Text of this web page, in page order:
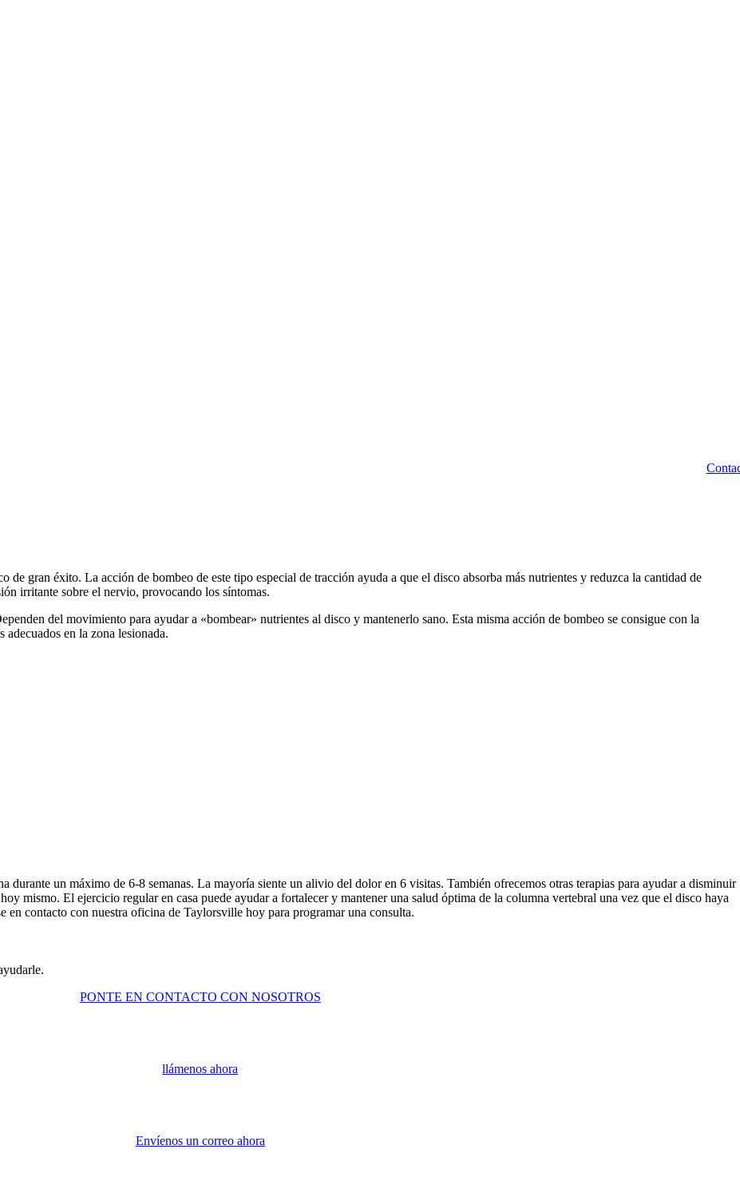
gran éxito. La acción de bombeo de este tipo especial de tracción ayuda a que el disco absorba más nutrientes y reduzca la cantidad de
irritante sobre el nervio, provocando los síntomas.
del movimiento para ayudar a «bombear» nutrientes al disco y mantenerlo sano. Esta misma acción de bombeo se consigue con la
adecuados en la zona lesionada.
durante un máximo de 6-8 semanas. La mayoría siente un alivio del dolor en 6 visitas. También ofrecemos otras terapias para ayudar a disminuir
mismo. El ejercicio regular en casa puede ayudar a fortalecer y mantener una salud óptima de la columna vertebral una vez que el disco haya
en contacto con nuestra oficina de Taylorsville hoy para programar una consulta.
PONTE EN CONTACTO CON NOSOTROS
llámenos ahora
Envíenos un correo ahora